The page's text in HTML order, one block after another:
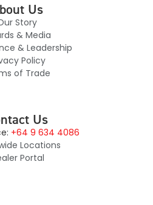
Us
Story
& Media
& Leadership
Policy
of Trade
Us
+64 9 634 4086
Locations
Portal